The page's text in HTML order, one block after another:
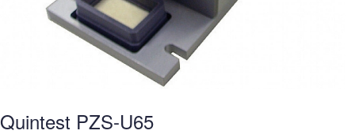
Quintest PZS-U65